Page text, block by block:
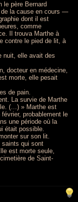
le père Bernard
la cause en cours —
dont il est
comme
Il trouva Marthe à
contre le pied de lit, à
nuit, elle avait des
docteur en médecine,
morte, elle pesait
de pain.
La survie de Marthe
(…) » Marthe est
probablement le
une période où la
était possible.
sur son lit.
saints qui sont
est morte seule,
de Saint-